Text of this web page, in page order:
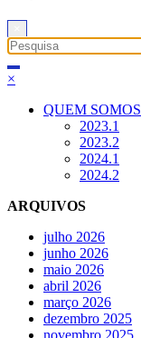
×
QUEM SOMOS
2023.1
2023.2
2024.1
2024.2
ARQUIVOS
julho 2026
junho 2026
maio 2026
abril 2026
março 2026
dezembro 2025
novembro 2025